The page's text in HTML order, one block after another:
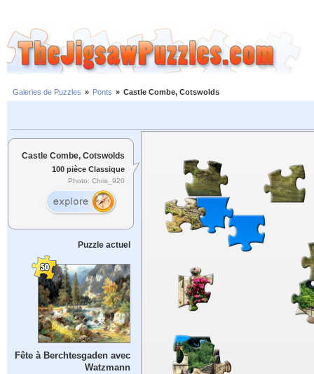
Galeries de Puzzles » Ponts » Castle Combe, Cotswolds
Castle Combe, Cotswolds
100 pièce Classique
Photo: Chris_920
Puzzle actuel
Fête à Berchtesgaden avec
Watzmann